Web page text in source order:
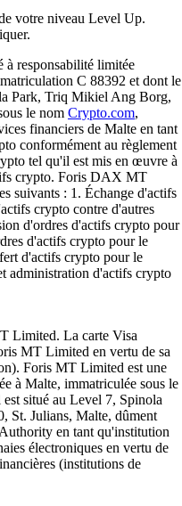
votre niveau Level Up.
responsabilité limitée
C 88392 et dont le
Park, Triq Mikiel Ang Borg,
le nom Crypto.com,
financiers de Malte en tant
conformément au règlement
tel qu'il est mis en œuvre à
crypto. Foris DAX MT
suivants : 1. Échange d'actifs
crypto contre d'autres
d'ordres d'actifs crypto pour
d'actifs crypto pour le
d'actifs crypto pour le
administration d'actifs crypto
Limited. La carte Visa
MT Limited en vertu de sa
Foris MT Limited est une
à Malte, immatriculée sous le
situé au Level 7, Spinola
St. Julians, Malte, dûment
en tant qu'institution
électroniques en vertu de
(institutions de